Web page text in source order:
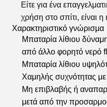
Είτε για ένα
χρήση στο σπίτι, είναι
Χαρακτηριστικό γνώρισμα
Μπαταρία λίθιου
από άλλο φορητό νερό
Μπαταρία λίθιου
Χαμηλής συχνότητας
Μη επιβλαβής ή
μετά από την